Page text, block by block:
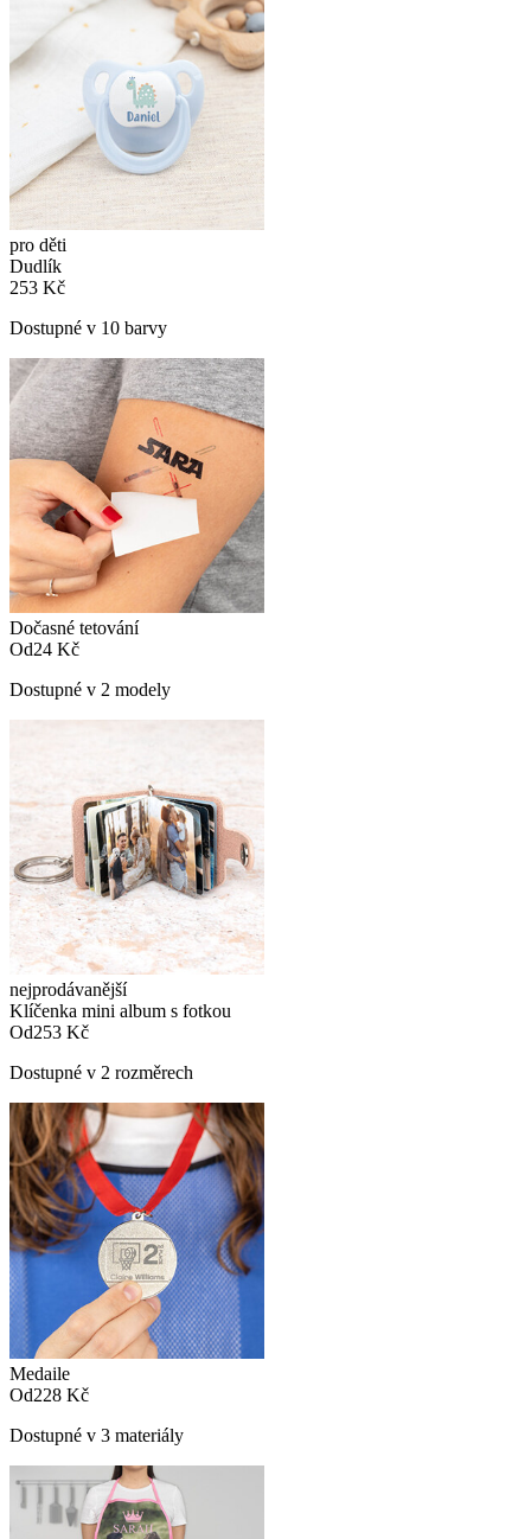
pro děti
Dudlík
253 Kč
Dostupné v 10 barvy
Dočasné tetování
Od24 Kč
Dostupné v 2 modely
nejprodávanější
Klíčenka mini album s fotkou
Od253 Kč
Dostupné v 2 rozměrech
Medaile
Od228 Kč
Dostupné v 3 materiály